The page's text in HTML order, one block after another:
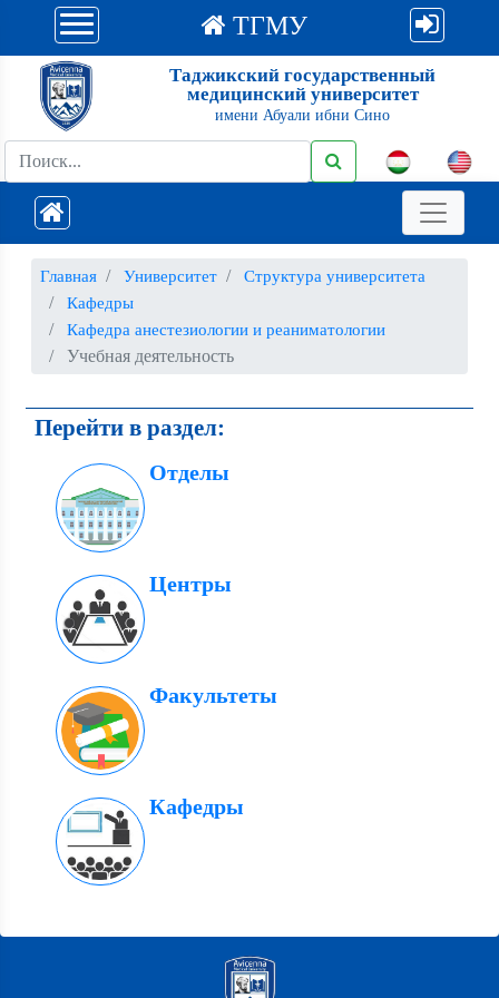
ТГМУ
Таджикский государственный
медицинский университет
имени Абуали ибни Сино
Главная Университет
Структура университета
Кафедры
Кафедра анестезиологии и реаниматологии
Учебная деятельность
Перейти в раздел:
Отделы
Центры
Факультеты
Кафедры